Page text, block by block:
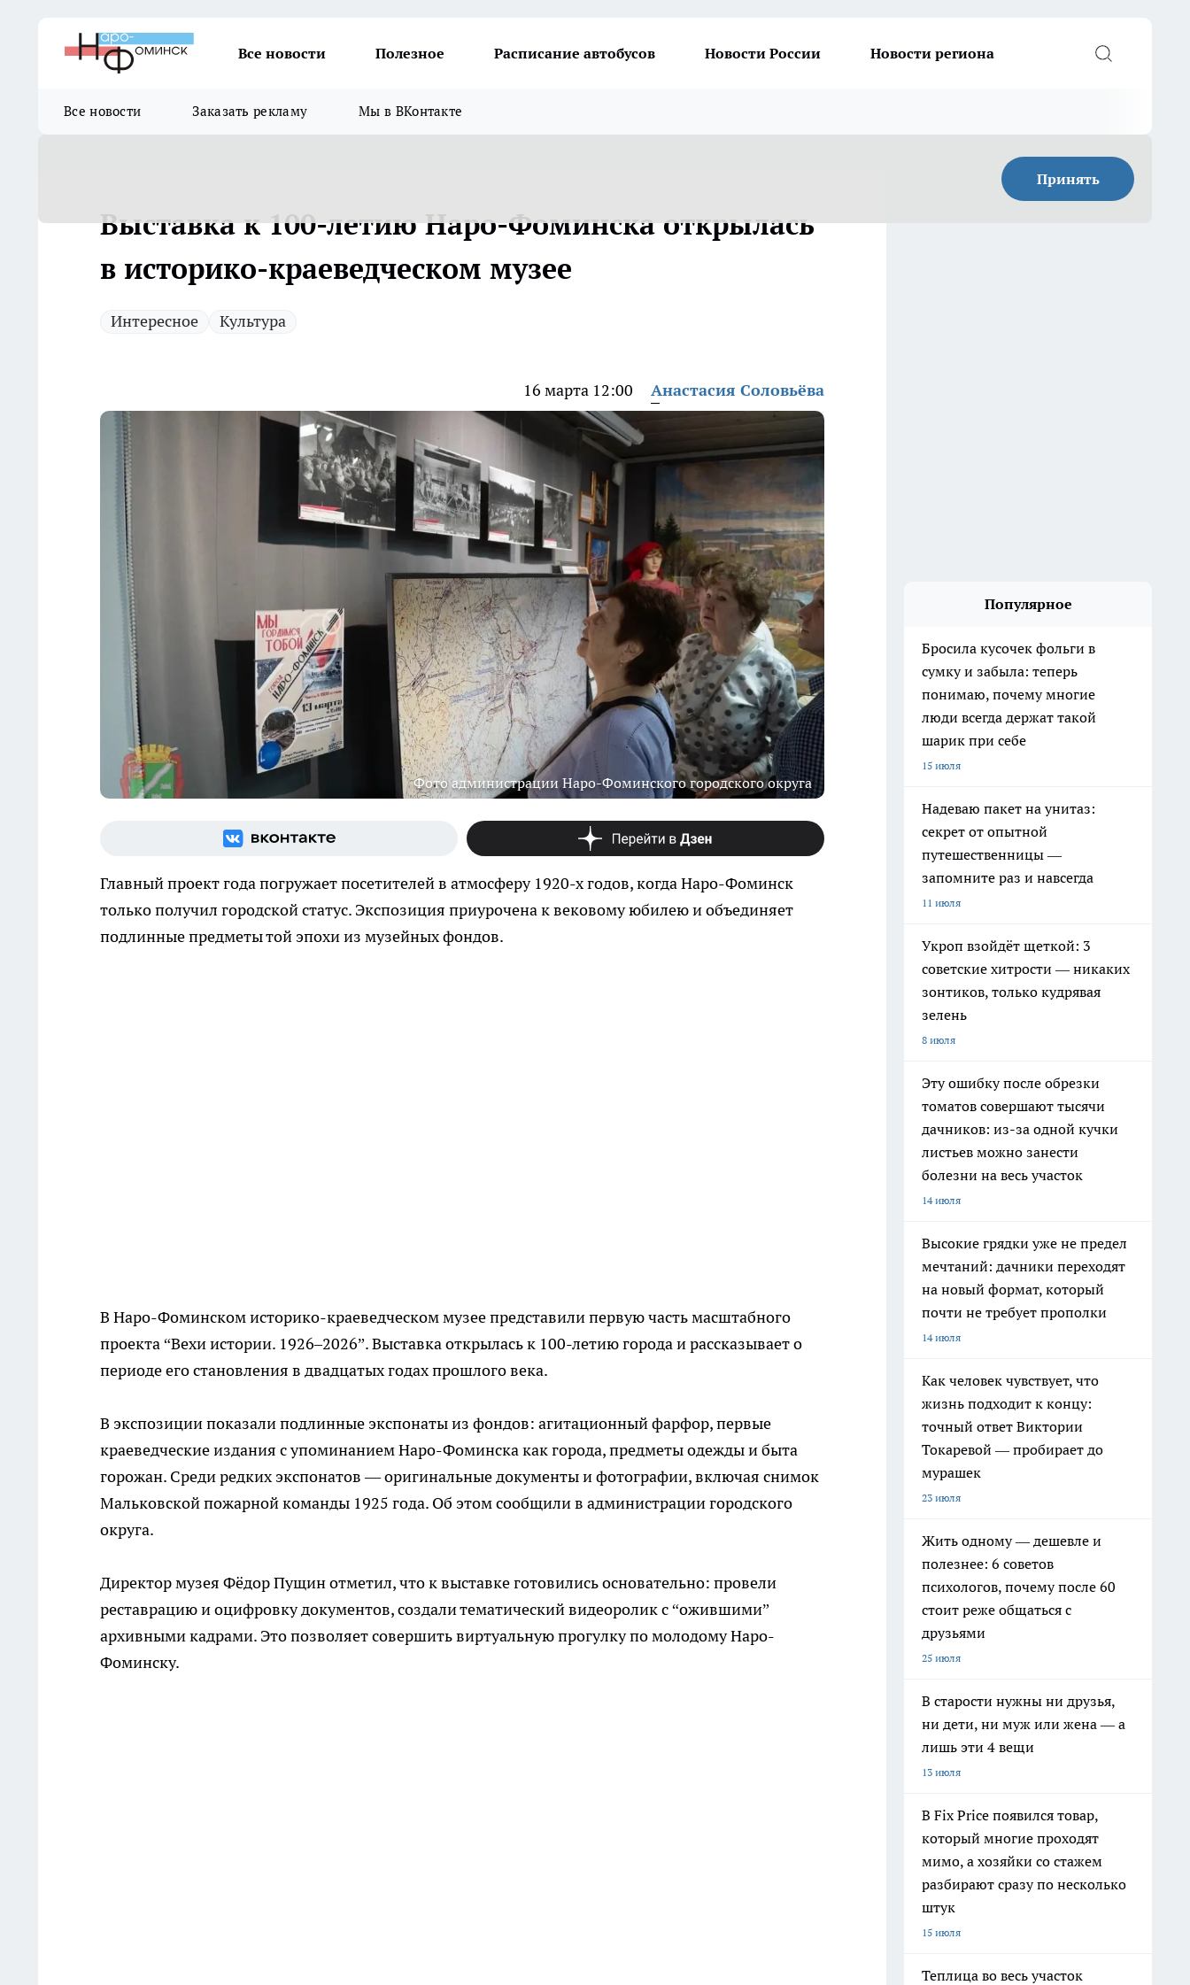
Все новости Полезное Расписание автобусов Новости России Новости региона
Все новости Заказать рекламу Мы в ВКонтакте
Принять
Выставка к 100-летию Наро-Фоминска открылась
в историко-краеведческом музее
Интересное Культура
16 марта 12:00 Анастасия Соловьёва
Фото администрации Наро-Фоминского городского округа
Главный проект года погружает посетителей в атмосферу 1920-х годов, когда Наро-Фоминск
только получил городской статус. Экспозиция приурочена к вековому юбилею и объединяет
подлинные предметы той эпохи из музейных фондов.
В Наро-Фоминском историко-краеведческом музее представили первую часть масштабного
проекта “Вехи истории. 1926–2026”. Выставка открылась к 100-летию города и рассказывает о
периоде его становления в двадцатых годах прошлого века.
В экспозиции показали подлинные экспонаты из фондов: агитационный фарфор, первые
краеведческие издания с упоминанием Наро-Фоминска как города, предметы одежды и быта
горожан. Среди редких экспонатов — оригинальные документы и фотографии, включая снимок
Мальковской пожарной команды 1925 года. Об этом сообщили в администрации городского
округа.
Директор музея Фёдор Пущин отметил, что к выставке готовились основательно: провели
реставрацию и оцифровку документов, создали тематический видеоролик с “ожившими”
архивными кадрами. Это позволяет совершить виртуальную прогулку по молодому Наро-
Фоминску.
Популярное
Бросила кусочек фольги в
сумку и забыла: теперь
понимаю, почему многие
люди всегда держат такой
шарик при себе
15 июля
Надеваю пакет на унитаз:
секрет от опытной
путешественницы —
запомните раз и навсегда
11 июля
Укроп взойдёт щеткой: 3
советские хитрости — никаких
зонтиков, только кудрявая
зелень
8 июля
Эту ошибку после обрезки
томатов совершают тысячи
дачников: из-за одной кучки
листьев можно занести
болезни на весь участок
14 июля
Высокие грядки уже не предел
мечтаний: дачники переходят
на новый формат, который
почти не требует прополки
14 июля
Как человек чувствует, что
жизнь подходит к концу:
точный ответ Виктории
Токаревой — пробирает до
мурашек
23 июля
Жить одному — дешевле и
полезнее: 6 советов
психологов, почему после 60
стоит реже общаться с
друзьями
25 июля
В старости нужны ни друзья,
ни дети, ни муж или жена — а
лишь эти 4 вещи
13 июля
В Fix Price появился товар,
который многие проходят
мимо, а хозяйки со стажем
разбирают сразу по несколько
штук
15 июля
Теплица во весь участок